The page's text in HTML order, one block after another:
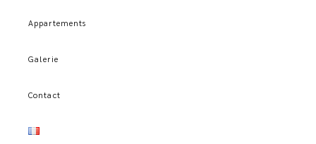
Appartements
Galerie
Contact